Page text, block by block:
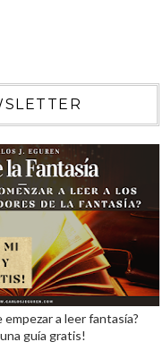
a leer fantasía?
guía gratis!